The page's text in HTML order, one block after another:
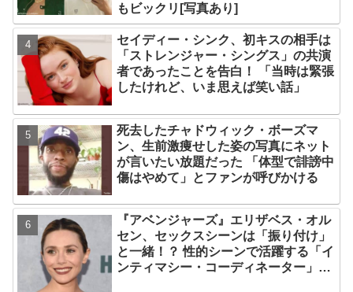
もビックリ[写真あり]
セイディー・シンク、初キスの相手は
「ストレンジャー・シングス」の共演
者であったことを告白！ 「当時は緊張
したけれど、いま思えば笑い話」
死去したチャドウィック・ボーズマ
ン、生前激痩せした姿の写真にネット
が言いたい放題だった 「体型で誹謗中
傷はやめて」とファンが呼びかける
『アベンジャーズ』エリザベス・オル
セン、セックスシーンは「振り付け」
と一緒！？ 性的シーンで活躍する「イ
ンティマシー・コーディネーター」の